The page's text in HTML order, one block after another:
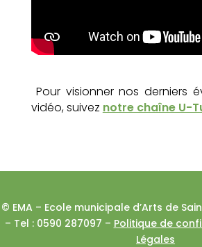
Pour visionner nos derniers
vidéo, suivez notre chaîne U-
© EMA – Ecole municipale d’Arts de
– Tel : 0590 287097 – Politique de
Légales